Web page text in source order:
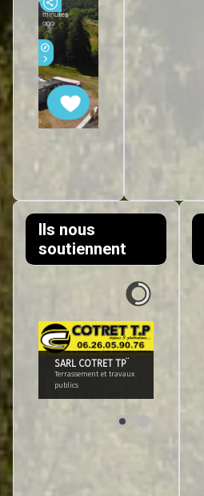
Ils nous
soutiennent
SARL COTRET TP¨
Terrassement et travaux
publics